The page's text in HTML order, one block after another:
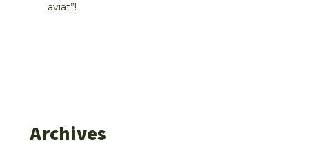
aviat”!
Archives